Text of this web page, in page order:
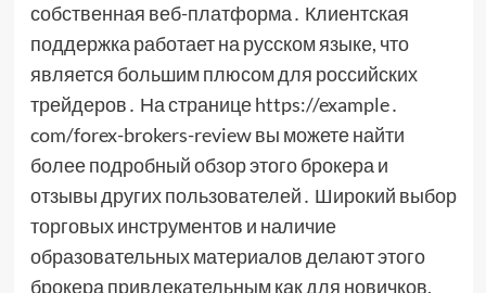
собственная веб-платформа․ Клиентская
поддержка работает на русском языке, что
является большим плюсом для российских
трейдеров․ На странице https://example․
com/forex-brokers-review вы можете найти
более подробный обзор этого брокера и
отзывы других пользователей․ Широкий выбор
торговых инструментов и наличие
образовательных материалов делают этого
брокера привлекательным как для новичков,